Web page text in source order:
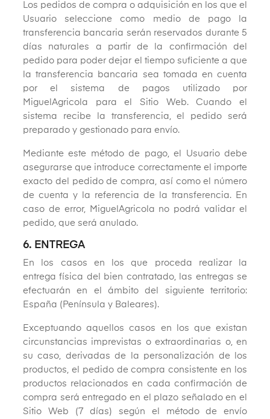
Los pedidos de compra o adquisición en los que el
Usuario seleccione como medio de pago la
transferencia bancaria serán reservados durante 5
días naturales a partir de la confirmación del
pedido para poder dejar el tiempo suficiente a que
la transferencia bancaria sea tomada en cuenta
por el sistema de pagos utilizado por
MiguelAgricola para el Sitio Web. Cuando el
sistema recibe la transferencia, el pedido será
preparado y gestionado para envío.
Mediante este método de pago, el Usuario debe
asegurarse que introduce correctamente el importe
exacto del pedido de compra, así como el número
de cuenta y la referencia de la transferencia. En
caso de error, MiguelAgricola no podrá validar el
pedido, que será anulado.
6. ENTREGA
En los casos en los que proceda realizar la
entrega física del bien contratado, las entregas se
efectuarán en el ámbito del siguiente territorio:
España (Península y Baleares).
Exceptuando aquellos casos en los que existan
circunstancias imprevistas o extraordinarias o, en
su caso, derivadas de la personalización de los
productos, el pedido de compra consistente en los
productos relacionados en cada confirmación de
compra será entregado en el plazo señalado en el
Sitio Web (7 días) según el método de envío